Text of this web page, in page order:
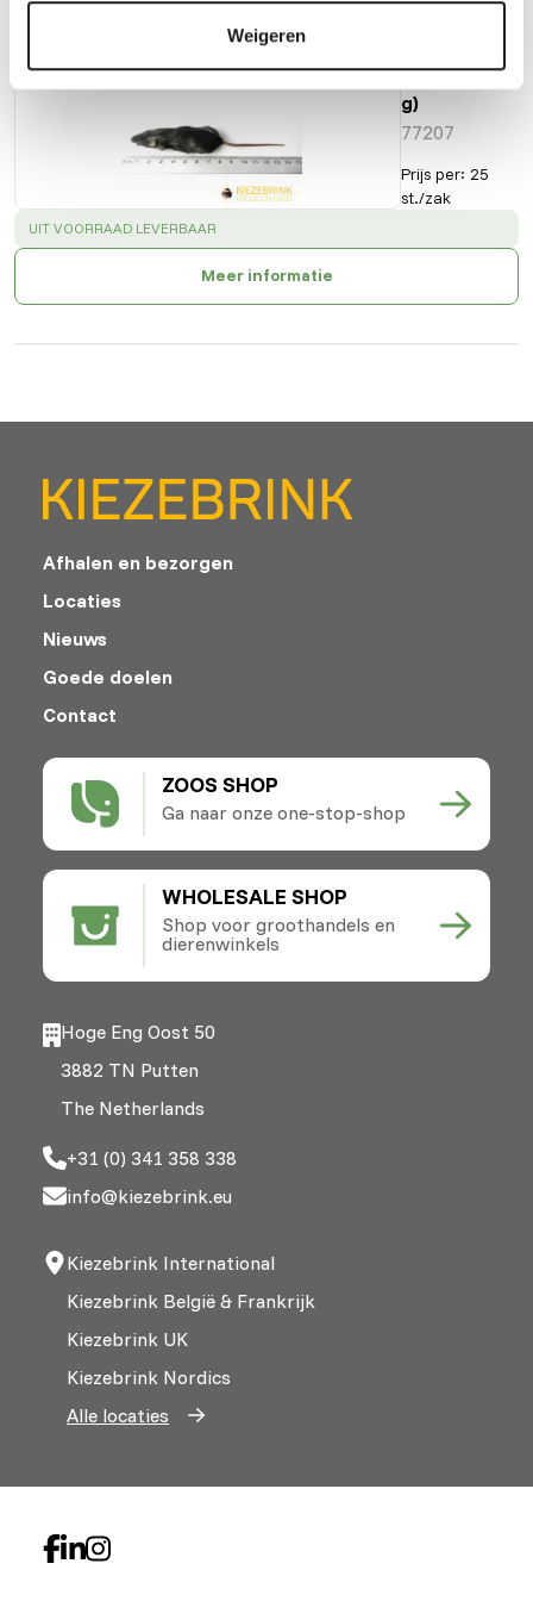
Weigeren
(16-22
g)
77207
Prijs per: 25
st./zak
SUCCESS:
UIT VOORRAAD LEVERBAAR
Meer informatie
ZOOS SHOP
Ga naar onze one-stop-shop
WHOLESALE SHOP
Shop voor groothandels en
dierenwinkels
Afhalen en bezorgen
Locaties
Nieuws
Goede doelen
Contact
Hoge Eng Oost 50
3882 TN Putten
The Netherlands
+31 (0) 341 358 338
info@kiezebrink.eu
Kiezebrink International
Kiezebrink België & Frankrijk
Kiezebrink UK
Kiezebrink Nordics
Alle locaties